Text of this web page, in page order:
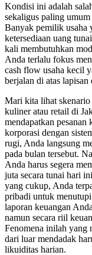
Kondisi ini adalah
sekaligus paling
Banyak pemilik usaha
ketersediaan uang
kali membutuhkan
Anda terlalu fokus
cash flow usaha kecil
berjalan di atas lapisan
Mari kita lihat
kuliner atau retail di
mendapatkan pesanan
korporasi dengan
rugi, Anda langsung
pada bulan tersebut.
Anda harus segera
juta secara tunai hari
yang cukup, Anda
pribadi untuk
laporan keuangan
namun secara riil
Fenomena inilah yang
dari luar mendadak
likuiditas harian.